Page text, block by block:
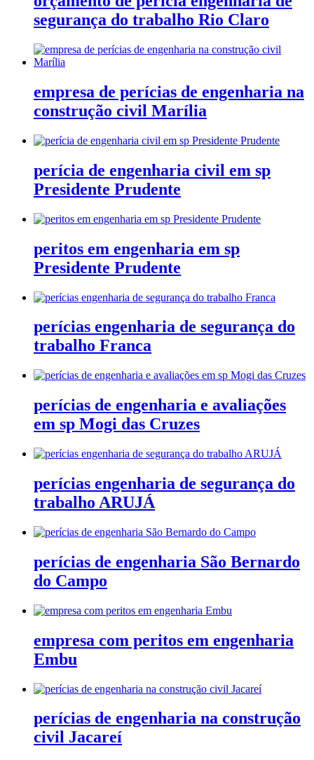
segurança do trabalho Rio Claro
empresa de perícias de engenharia na
construção civil Marília
perícia de engenharia civil em sp
Presidente Prudente
peritos em engenharia em sp
Presidente Prudente
perícias engenharia de segurança do
trabalho Franca
perícias de engenharia e avaliações
em sp Mogi das Cruzes
perícias engenharia de segurança do
trabalho ARUJÁ
perícias de engenharia São Bernardo
do Campo
empresa com peritos em engenharia
Embu
perícias de engenharia na construção
civil Jacareí